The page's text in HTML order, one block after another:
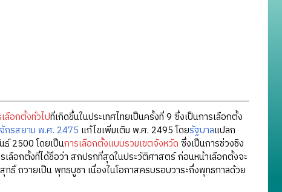
ลือกตั้งทั่วไปที่เกิดขึ้นในประเทศไทยเป็นครั้งที่ 9 ซึ่งเป็นการเลือกตั้ง
กรสยาม พ.ศ. 2475 แก้ไขเพิ่มเติม พ.ศ. 2495 โดยรัฐบาลแปลก
2500 โดยเป็นการเลือกตั้งแบบรวมเขตจังหวัด ซึ่งเป็นการช่วงชิง
ลือกตั้งที่ได้ชื่อว่า สกปรกที่สุดในประวัติศาสตร์ ก่อนหน้าเลือกตั้งจะ
ธิ์ ถวายเป็น พุทธบูชา เนื่องในโอกาสครบรอบวาระกึ่งพุทธกาลด้วย